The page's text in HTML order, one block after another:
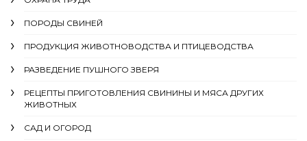
ПОРОДЫ СВИНЕЙ
ПРОДУКЦИЯ ЖИВОТНОВОДСТВА И ПТИЦЕВОДСТВА
РАЗВЕДЕНИЕ ПУШНОГО ЗВЕРЯ
РЕЦЕПТЫ ПРИГОТОВЛЕНИЯ СВИНИНЫ И МЯСА ДРУГИХ
ЖИВОТНЫХ
САД И ОГОРОД